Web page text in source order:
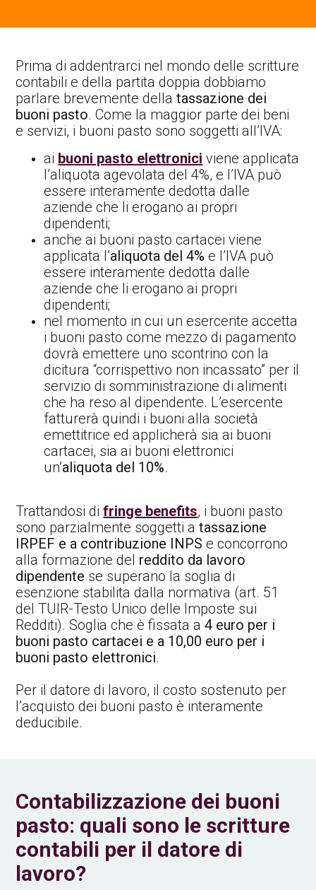
Prima di addentrarci nel mondo delle scritture
contabili e della partita doppia dobbiamo
parlare brevemente dellatassazione dei
buoni pasto. Come la maggior parte dei beni
e servizi, i buoni pasto sono soggetti all’IVA:
ai buoni pasto elettronici viene applicata
l’aliquota agevolata del 4%, e l’IVA può
essere interamente dedotta dalle
aziende che li erogano ai propri
dipendenti;
anche ai buoni pasto cartacei viene
applicata l’aliquota del 4% e l’IVA può
essere interamente dedotta dalle
aziende che li erogano ai propri
dipendenti;
nel momento in cui un esercente accetta
i buoni pasto come mezzo di pagamento
dovrà emettere uno scontrino con la
dicitura “corrispettivo non incassato” per il
servizio di somministrazione di alimenti
che ha reso al dipendente. L’esercente
fatturerà quindi i buoni alla società
emettitrice ed applicherà sia ai buoni
cartacei, sia ai buoni elettronici
un’aliquota del 10%.
Trattandosi difringe benefits, i buoni pasto
sono parzialmente soggetti atassazione
IRPEF e a contribuzione INPS e concorrono
alla formazione del reddito da lavoro
dipendente se superano la soglia di
esenzione stabilita dalla normativa (art. 51
del TUIR-Testo Unico delle Imposte sui
Redditi). Soglia che è fissata a4 euro per i
buoni pasto cartacei e a 10,00 euro per i
buoni pasto elettronici.
Per il datore di lavoro, il costo sostenuto per
l’acquisto dei buoni pasto è interamente
deducibile.
Contabilizzazione dei buoni
pasto: quali sono le scritture
contabili per il datore di
lavoro?